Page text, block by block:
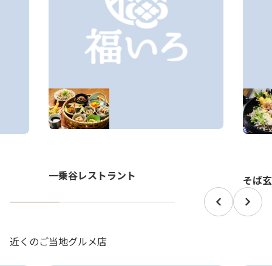
一乗谷レストラント そば
近くのご当地グルメ店